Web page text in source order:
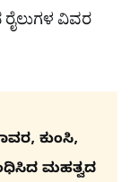
ವಿವರ
ಕುಂಸಿ,
ಮಹತ್ವದ